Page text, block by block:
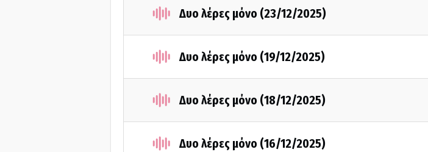
Δυο λέρες μόνο (23/12/2025)
Δυο λέρες μόνο (19/12/2025)
Δυο λέρες μόνο (18/12/2025)
Δυο λέρες μόνο (16/12/2025)